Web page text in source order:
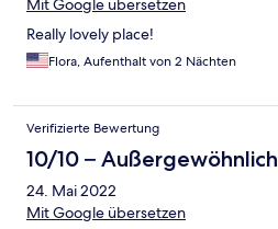
Mit Google übersetzen
Really lovely place!
Flora, Aufenthalt von 2 Nächten
Verifizierte Bewertung
10/10 – Außergewöhnlich
24. Mai 2022
Mit Google übersetzen